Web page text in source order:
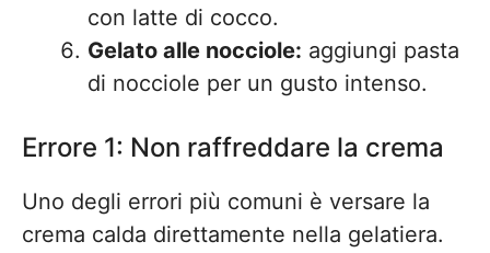
con latte di cocco.
Gelato alle nocciole: aggiungi pasta
di nocciole per un gusto intenso.
Errore 1: Non raffreddare la crema
Uno degli errori più comuni è versare la
crema calda direttamente nella gelatiera.